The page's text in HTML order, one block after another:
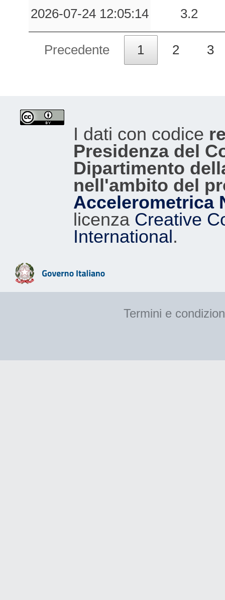
2026-07-24 12:05:14
3.2
Precedente 1 2 3
I dati con codice
Presidenza del
Dipartimento
nell'ambito del
Accelerometrica
licenza Creative
International.
Termini e